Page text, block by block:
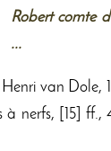
Robert comte
...
van Dole,
à nerfs, [15]